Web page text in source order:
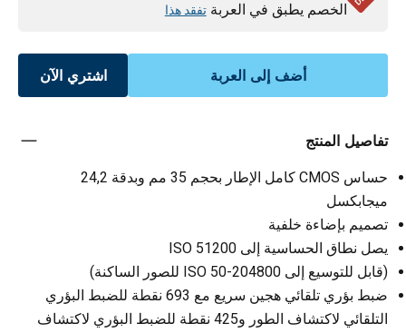
الخصم يطبق في العربة تفقد هذا
أضف إلى العربة اشتري الآن
تفاصيل المنتج
حساس CMOS كامل الإطار بحجم 35 مم وبدقة 24,2
ميجابكسل
تصميم بإضاءة خلفية
يصل نطاق الحساسية إلى ISO 51200
(قابل للتوسيع إلى ISO 50-204800 للصور الساكنة)
ضبط بؤري تلقائي هجين سريع مع 693 نقطة للضبط البؤري
التلقائي لاكتشاف الطور و425 نقطة للضبط البؤري لاكتشاف